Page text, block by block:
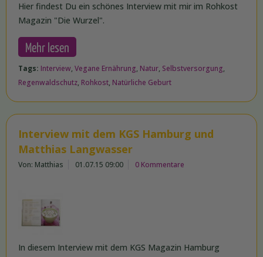
Hier findest Du ein schönes Interview mit mir im Rohkost
Magazin "Die Wurzel".
Mehr lesen
Tags: Interview, Vegane Ernährung, Natur, Selbstversorgung,
Regenwaldschutz, Rohkost, Natürliche Geburt
Interview mit dem KGS Hamburg und
Matthias Langwasser
Von: Matthias 01.07.15 09:00 0 Kommentare
In diesem Interview mit dem KGS Magazin Hamburg